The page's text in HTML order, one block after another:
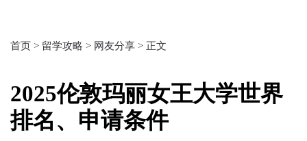
首页 > 留学攻略 > 网友分享 > 正文
2025伦敦玛丽女王大学世界
排名、申请条件